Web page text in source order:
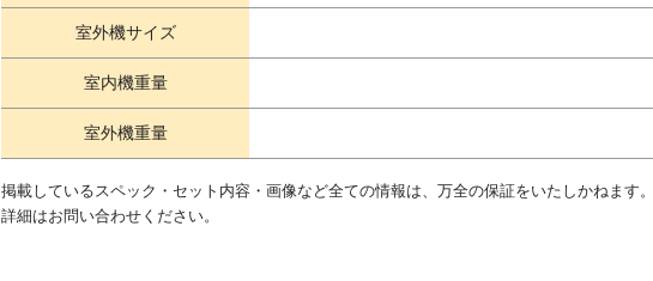
室外機サイズ
室内機重量
室外機重量
掲載しているスペック・セット内容・画像など全ての情報は、万全の保証をいたしかねます。
詳細はお問い合わせください。